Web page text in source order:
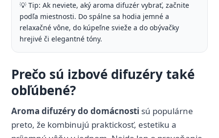
💡 Tip: Ak neviete, aký aroma difuzér vybrať, začnite
podľa miestnosti. Do spálne sa hodia jemné a
relaxačné vône, do kúpeľne svieže a do obývačky
hrejivé či elegantné tóny.
Prečo sú izbové difuzéry také
obľúbené?
Aroma difuzéry do domácnosti sú populárne
preto, že kombinujú praktickosť, estetiku a